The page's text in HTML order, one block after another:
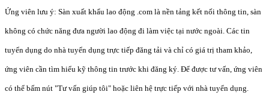
Ứng viên lưu ý: Sàn xuất khẩu lao động .com là nền tảng kết nối thông tin, sàn
không có chức năng đưa người lao động đi làm việc tại nước ngoài. Các tin
tuyển dụng do nhà tuyển dụng trực tiếp đăng tải và chỉ có giá trị tham khảo,
ứng viên cần tìm hiểu kỹ thông tin trước khi đăng ký. Để được tư vấn, ứng viên
có thể bấm nút "Tư vấn giúp tôi" hoặc liên hệ trực tiếp với nhà tuyển dụng.